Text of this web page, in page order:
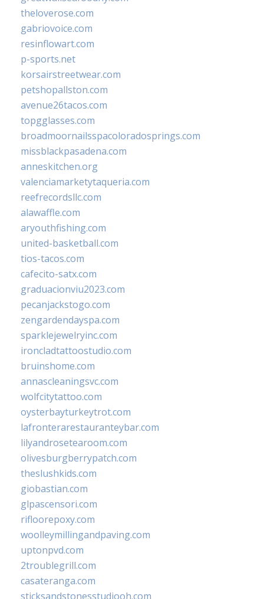
theloverose.com
gabriovoice.com
resinflowart.com
p-sports.net
korsairstreetwear.com
petshopallston.com
avenue26tacos.com
topgglasses.com
broadmoornailsspacoloradosprings.com
missblackpasadena.com
anneskitchen.org
valenciamarketytaqueria.com
reefrecordsllc.com
alawaffle.com
aryouthfishing.com
united-basketball.com
tios-tacos.com
cafecito-satx.com
graduacionviu2023.com
pecanjackstogo.com
zengardendayspa.com
sparklejewelryinc.com
ironcladtattoostudio.com
bruinshome.com
annascleaningsvc.com
wolfcitytattoo.com
oysterbayturkeytrot.com
lafronterarestauranteybar.com
lilyandrosetearoom.com
olivesburgberrypatch.com
theslushkids.com
giobastian.com
glpascensori.com
rifloorepoxy.com
woolleymillingandpaving.com
uptonpvd.com
2troublegrill.com
casateranga.com
sticksandstonesstudiooh.com